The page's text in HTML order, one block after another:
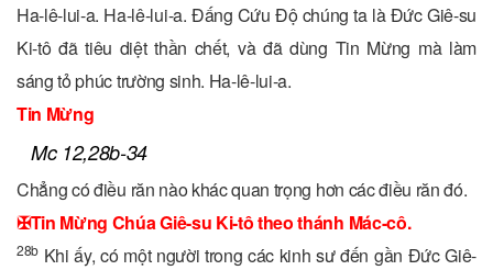
Ha-lê-lui-a. Ha-lê-lui-a. Đấng Cứu Độ chúng ta là Đức Giê-su
Ki-tô đã tiêu diệt thần chết, và đã dùng Tin Mừng mà làm
sáng tỏ phúc trường sinh. Ha-lê-lui-a.
Tin Mừng
Mc 12,28b-34
Chẳng có điều răn nào khác quan trọng hơn các điều răn đó.
✠Tin Mừng Chúa Giê-su Ki-tô theo thánh Mác-cô.
28b Khi ấy, có một người trong các kinh sư đến gần Đức Giê-